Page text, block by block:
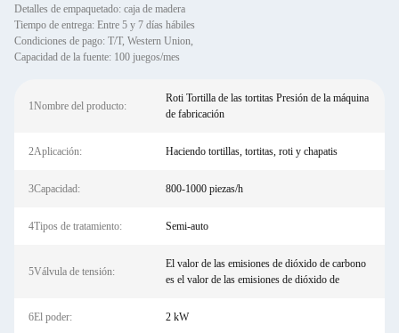
Detalles de empaquetado: caja de madera
Tiempo de entrega: Entre 5 y 7 días hábiles
Condiciones de pago: T/T, Western Union,
Capacidad de la fuente: 100 juegos/mes
1Nombre del producto:
Roti Tortilla de las tortitas Presión de la máquina
de fabricación
2Aplicación: Haciendo tortillas, tortitas, roti y chapatis
3Capacidad: 800-1000 piezas/h
4Tipos de tratamiento: Semi-auto
5Válvula de tensión:
El valor de las emisiones de dióxido de carbono
es el valor de las emisiones de dióxido de
6El poder: 2 kW